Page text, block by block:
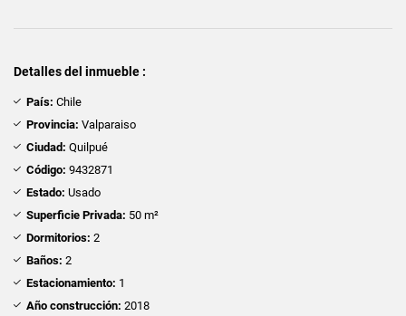
Detalles del inmueble :
País: Chile
Provincia: Valparaiso
Ciudad: Quilpué
Código: 9432871
Estado: Usado
Superficie Privada: 50 m²
Dormitorios: 2
Baños: 2
Estacionamiento: 1
Año construcción: 2018